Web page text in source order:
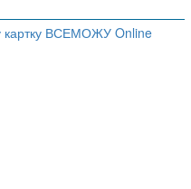
картку ВСЕМОЖУ Online